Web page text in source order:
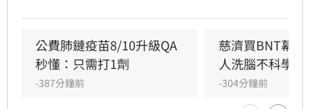
調，當年會議資料遮蔽是經決議，且陳時中當時
要求原廠證明是為確保疫苗安全，非阻擋採購。
蔣萬安則反駁資料多處遭塗黑，雙方對於疫苗採
購攻防不斷，莊競程呼籲應回到事實脈絡，不應
公費肺鏈疫苗8/10升級QA
秒懂：只需打1劑
-387分鐘前
慈濟買BNT幕
人洗腦不科學概
-304分鐘前